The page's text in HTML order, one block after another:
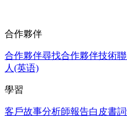
合作夥伴
合作夥伴尋找合作夥伴技術
人(英语)
學習
客戶故事分析師報告白皮書